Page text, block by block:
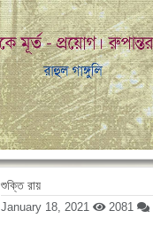
শুক্তি রায়
January 18, 2021 2081